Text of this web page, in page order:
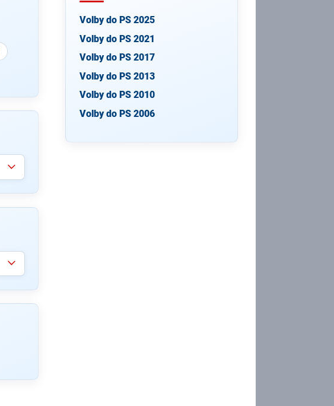
Volby do PS 2025
Volby do PS 2021
Volby do PS 2017
Volby do PS 2013
Volby do PS 2010
Volby do PS 2006